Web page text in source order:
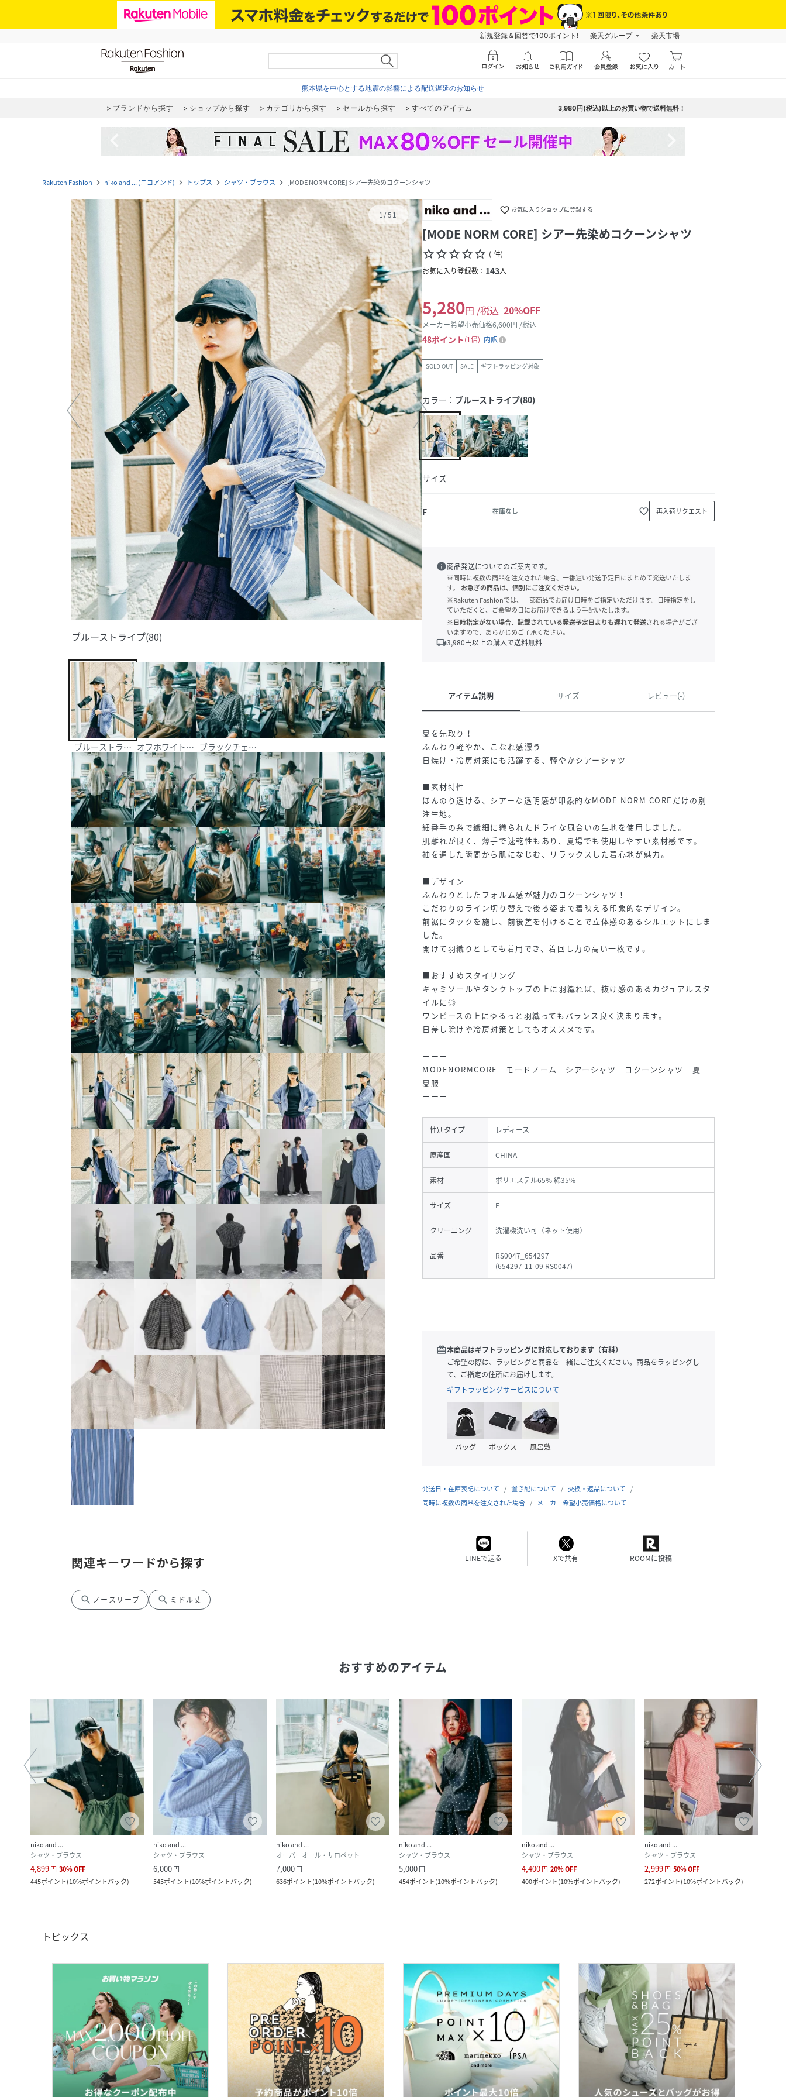
新規登録＆回答で100ポイント! 楽天グループ 楽天市場
熊本県を中心とする地震の影響による配送遅延のお知らせ
ブランドから探す ショップから探す カテゴリから探す セールから探す すべてのアイテム 3,980円(税込)以上のお買い物で送料無料！
Rakuten Fashion navigate_next niko and ... (ニコアンド) navigate_next トップス navigate_next シャツ・ブラウス navigate_next [MODE NORM CORE] シアー先染めコクーンシャツ
1/51
ブルーストライプ(80)
ブルーストライプ(80)オフホワイトチェック(11)ブラックチェック(19)
関連キーワードから探す
search ノースリーブ search ミドル丈
favorite_border お気に入りショップに登録する
[MODE NORM CORE] シアー先染めコクーンシャツ
star_borderstar_borderstar_borderstar_borderstar_border (-件)
お気に入り登録数： 143人
5,280円 /税込 20%OFF
メーカー希望小売価格6,600円 /税込
48ポイント 1倍 内訳
SOLD OUT SALE ギフトラッピング対象
カラー： ブルーストライプ(80)
サイズ
F 在庫なし favorite_border 再入荷リクエスト
info商品発送についてのご案内です。
※同時に複数の商品を注文された場合、一番遅い発送予定日にまとめて発送いたしま
す。
お急ぎの商品は、個別にご注文ください。
※Rakuten Fashionでは、一部商品でお届け日時をご指定いただけます。日時指定をし
ていただくと、ご希望の日にお届けできるよう手配いたします。
※日時指定がない場合、記載されている発送予定日よりも遅れて発送される場合がござ
いますので、あらかじめご了承ください。
local_shipping3,980円以上の購入で送料無料
アイテム説明 サイズ レビュー(-)
夏を先取り！
ふんわり軽やか、こなれ感漂う
日焼け・冷房対策にも活躍する、軽やかシアーシャツ
■素材特性
ほんのり透ける、シアーな透明感が印象的なMODE NORM COREだけの別
注生地。
細番手の糸で繊細に織られたドライな風合いの生地を使用しました。
肌離れが良く、薄手で速乾性もあり、夏場でも使用しやすい素材感です。
袖を通した瞬間から肌になじむ、リラックスした着心地が魅力。
■デザイン
ふんわりとしたフォルム感が魅力のコクーンシャツ！
こだわりのライン切り替えで後ろ姿まで着映える印象的なデザイン。
前裾にタックを施し、前後差を付けることで立体感のあるシルエットにしま
した。
開けて羽織りとしても着用でき、着回し力の高い一枚です。
■おすすめスタイリング
キャミソールやタンクトップの上に羽織れば、抜け感のあるカジュアルスタ
イルに◎
ワンピースの上にゆるっと羽織ってもバランス良く決まります。
日差し除けや冷房対策としてもオススメです。
ーーー
MODENORMCORE モードノーム シアーシャツ コクーンシャツ 夏
夏服
ーーー
性別タイプ レディース
原産国 CHINA
素材 ポリエステル65% 綿35%
サイズ F
クリーニング 洗濯機洗い可（ネット使用）
品番
RS0047_654297
(654297-11-09 RS0047)
redeem本商品はギフトラッピングに対応しております（有料）
ご希望の際は、ラッピングと商品を一緒にご注文ください。商品をラッピングし
て、ご指定の住所にお届けします。
ギフトラッピングサービスについて
バッグ ボックス 風呂敷
発送日・在庫表記について 置き配について
交換・返品について
同時に複数の商品を注文された場合
メーカー希望小売価格について
LINEで送る Xで共有 ROOMに投稿
おすすめのアイテム
niko and ...
シャツ・ブラウス
4,899円 30%OFF
445ポイント(10%ポイントバック)
niko and ...
シャツ・ブラウス
6,000円
545ポイント(10%ポイントバック)
niko and ...
オーバーオール・サロペット
7,000円
636ポイント(10%ポイントバック)
niko and ...
シャツ・ブラウス
5,000円
454ポイント(10%ポイントバック)
niko and ...
シャツ・ブラウス
4,400円 20%OFF
400ポイント(10%ポイントバック)
niko and ...
シャツ・ブラウス
2,999円 50%OFF
272ポイント(10%ポイントバック)
トピックス